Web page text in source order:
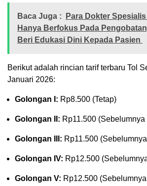
Baca Juga :
Para Dokter
Hanya Berfokus Pada
Beri Edukasi Dini Kepada Pasien
Berikut adalah rincian tarif terbaru Tol
Januari 2026:
Golongan I: Rp8.500 (Tetap)
Golongan II: Rp11.500
Golongan III: Rp11.500
Golongan IV: Rp12.500
Golongan V: Rp12.500